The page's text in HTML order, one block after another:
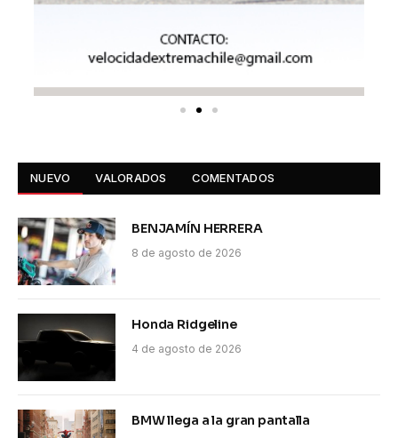
NUEVO VALORADOS COMENTADOS
BENJAMÍN HERRERA
8 de agosto de 2026
Honda Ridgeline
4 de agosto de 2026
BMW llega a la gran pantalla